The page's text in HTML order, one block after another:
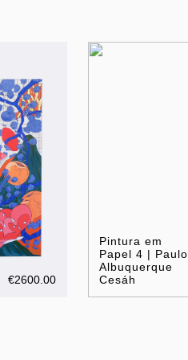
€2600.00
Pintura em
Papel 4 | Paulo
Albuquerque
Cesáh